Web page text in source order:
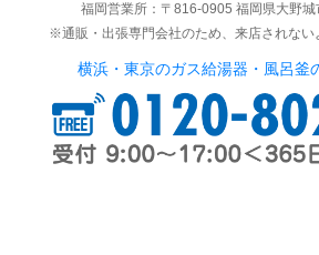
福岡営業所：〒816-0905 福岡県大野
※通販・出張専門会社のため、来店されない
横浜・東京のガス給湯器・風呂釜